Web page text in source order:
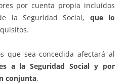
por cuenta propia incluidos
la Seguridad Social, que lo
que sea concedida afectará al
a la Seguridad Social y por
conjunta,